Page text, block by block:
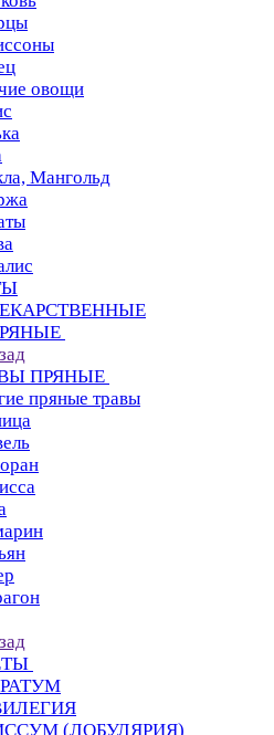
овощи
Мангольд
ПРЯНЫЕ
пряные травы
(ЛОБУЛЯРИЯ)